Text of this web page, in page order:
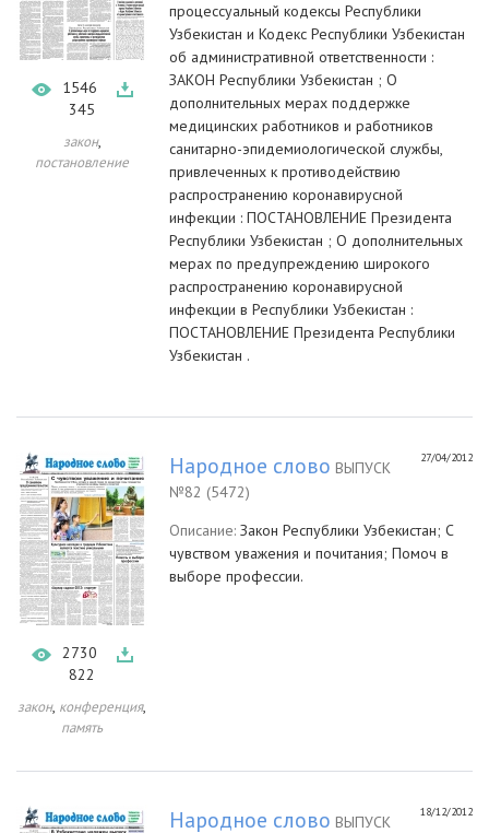
1546
345
закон,
постановление
процессуальный кодексы Республики
Узбекистан и Кодекс Республики Узбекистан
об административной ответственности :
ЗАКОН Республики Узбекистан ; О
дополнительных мерах поддержке
медицинских работников и работников
санитарно-эпидемиологической службы,
привлеченных к противодействию
распространению коронавирусной
инфекции : ПОСТАНОВЛЕНИЕ Президента
Республики Узбекистан ; О дополнительных
мерах по предупреждению широкого
распространению коронавирусной
инфекции в Республики Узбекистан :
ПОСТАНОВЛЕНИЕ Президента Республики
Узбекистан .
2730
822
закон, конференция,
память
27/04/2012
Народное слово ВЫПУСК
№82 (5472)
Описание: Закон Республики Узбекистан; С
чувством уважения и почитания; Помоч в
выборе профессии.
18/12/2012
Народное слово ВЫПУСК